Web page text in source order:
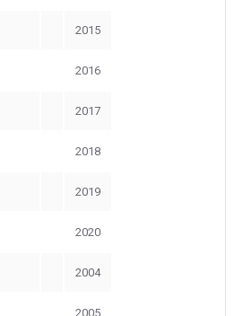
2015
2016
2017
2018
2019
2020
2004
2005